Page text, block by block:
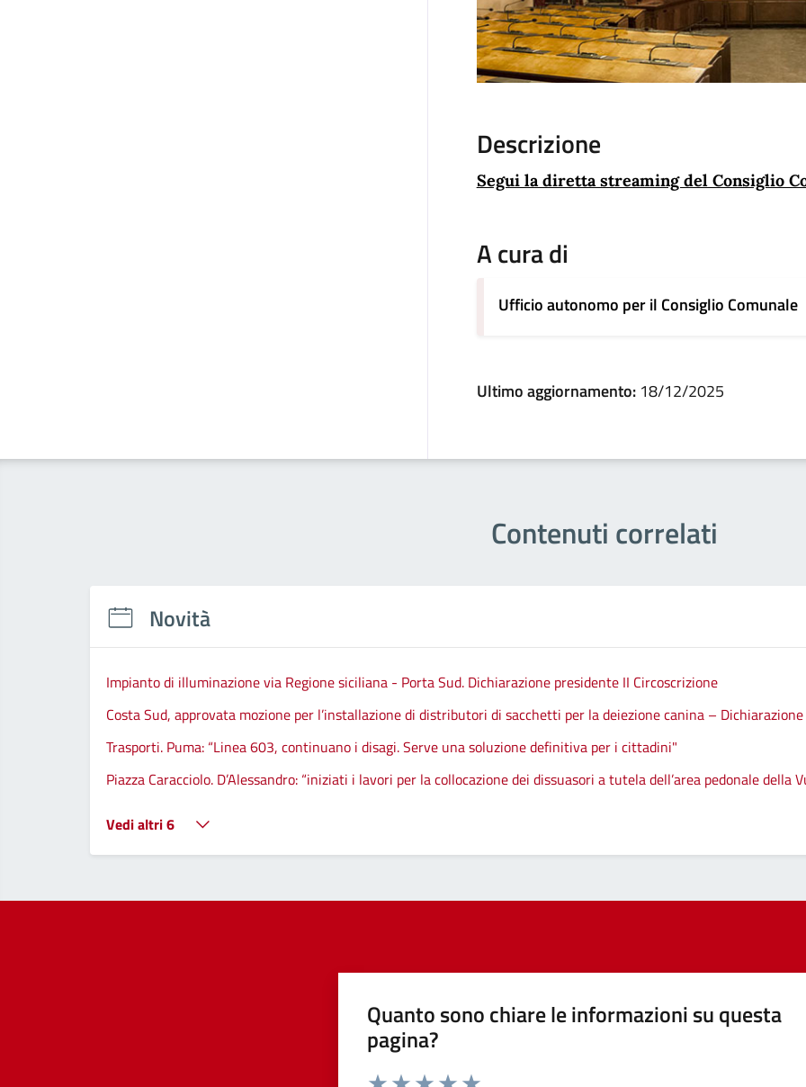
Descrizione
Segui la diretta streaming del Consiglio
A cura di
Ufficio autonomo per il Consiglio Comunale
Ultimo aggiornamento: 18/12/2025
Contenuti correlati
Novità
Impianto di illuminazione via Regione siciliana - Porta Sud. Dichiarazione presidente II Circoscrizione
Costa Sud, approvata mozione per l’installazione di distributori di sacchetti per la deiezione canina –
Trasporti. Puma: “Linea 603, continuano i disagi. Serve una soluzione definitiva per i cittadini"
Piazza Caracciolo. D’Alessandro: “iniziati i lavori per la collocazione dei dissuasori a tutela dell’area pedonale della
Vedi altri 6
Quanto sono chiare le informazioni su questa
pagina?